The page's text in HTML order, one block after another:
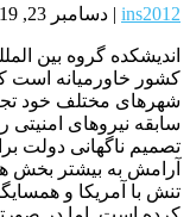
ins2012
| دسامبر 23, 2019
اندیشکده گروه بین
کشور خاورمیانه است
شهرهای مختلف خود
سابقه نیروهای امنیتی
تصمیم ناگهانی دولت
آرامش به بیشتر
تنش با آمریکا و